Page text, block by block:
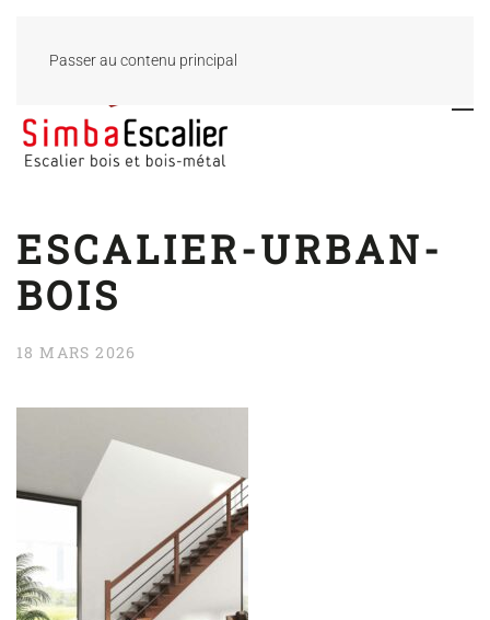
Passer au contenu principal
ESCALIER-URBAN-
BOIS
18 MARS 2026